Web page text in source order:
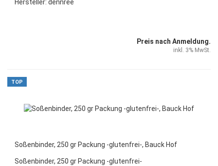
Hersteller: dennree
Preis nach Anmeldung.
inkl. 3% MwSt.
TOP
Soßenbinder, 250 gr Packung -glutenfrei-, Bauck Hof
Soßenbinder, 250 gr Packung -glutenfrei-